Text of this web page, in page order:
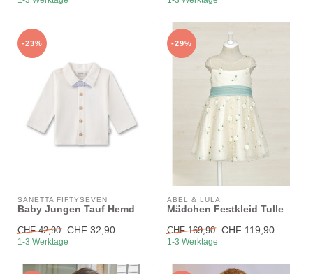
-23%
SANETTA FIFTYSEVEN
Baby Jungen Tauf Hemd
CHF 42,90 CHF 32,90
1-3 Werktage
-29%
ABEL & LULA
Mädchen Festkleid Tulle
CHF 169,90 CHF 119,90
1-3 Werktage